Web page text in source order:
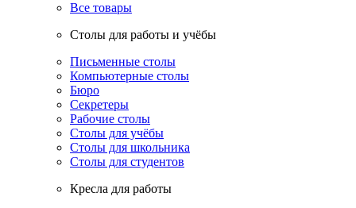
Все товары
Столы для работы и учёбы
Письменные столы
Компьютерные столы
Бюро
Секретеры
Рабочие столы
Столы для учёбы
Столы для школьника
Столы для студентов
Кресла для работы